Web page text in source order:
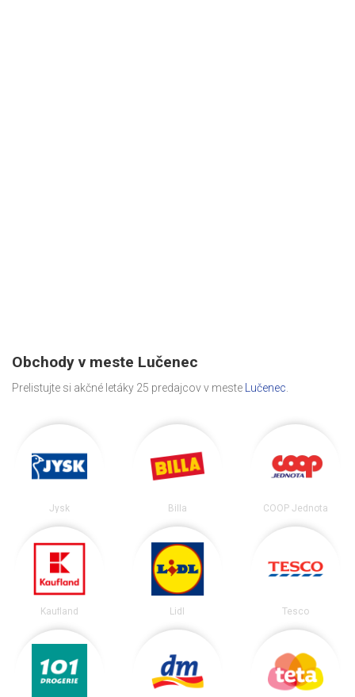
Obchody v meste Lučenec
Prelistujte si akčné letáky 25 predajcov v meste Lučenec
Jysk Billa COOP Jednota
Kaufland Lidl Tesco